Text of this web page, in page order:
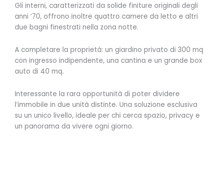
Gli interni, caratterizzati da solide finiture originali degli
anni ’70, offrono inoltre quattro camere da letto e altri
due bagni finestrati nella zona notte.
A completare la proprietà: un giardino privato di 300 mq
con ingresso indipendente, una cantina e un grande box
auto di 40 mq.
Interessante la rara opportunità di poter dividere
l’immobile in due unità distinte. Una soluzione esclusiva
su un unico livello, ideale per chi cerca spazio, privacy e
un panorama da vivere ogni giorno.